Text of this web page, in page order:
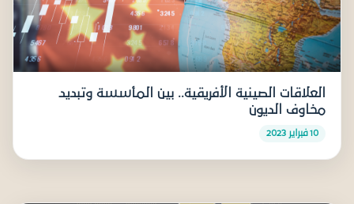
العلاقات الصينية الأفريقية.. بين المأسسة وتبديد
مخاوف الديون
10 فبراير 2023